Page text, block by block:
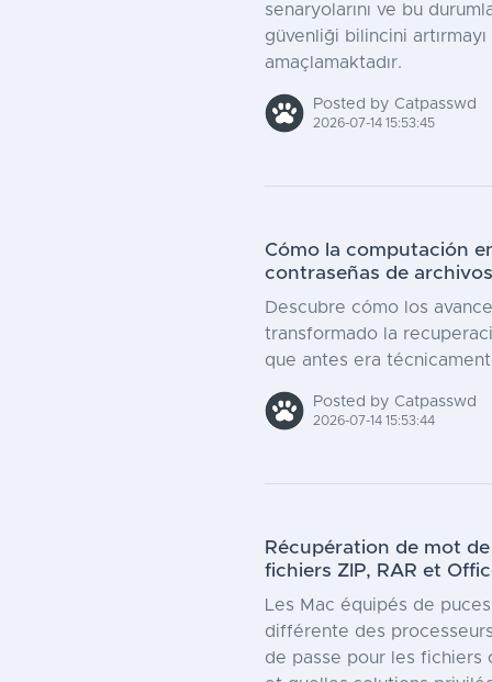
senaryolarını ve bu
güvenliği bilincini
amaçlamaktadır.
Posted by Catpasswd
2026-07-14 15:53:45
Cómo la computación
contraseñas de
Descubre cómo los
transformado la
que antes era
Posted by Catpasswd
2026-07-14 15:53:44
Récupération de mot
fichiers ZIP, RAR et
Les Mac équipés de
différente des
de passe pour les fichiers